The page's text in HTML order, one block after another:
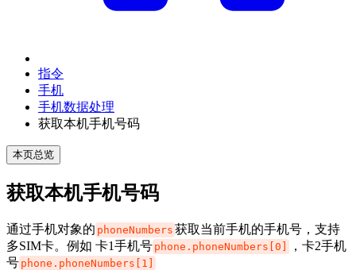
指令
手机
手机数据处理
获取本机手机号码
本页总览
获取本机手机号码
通过手机对象的 phoneNumbers 获取当前手机的手机号，支持
多SIM卡。例如 卡1手机号 phone.phoneNumbers[0]
，卡2手机
号 phone.phoneNumbers[1]